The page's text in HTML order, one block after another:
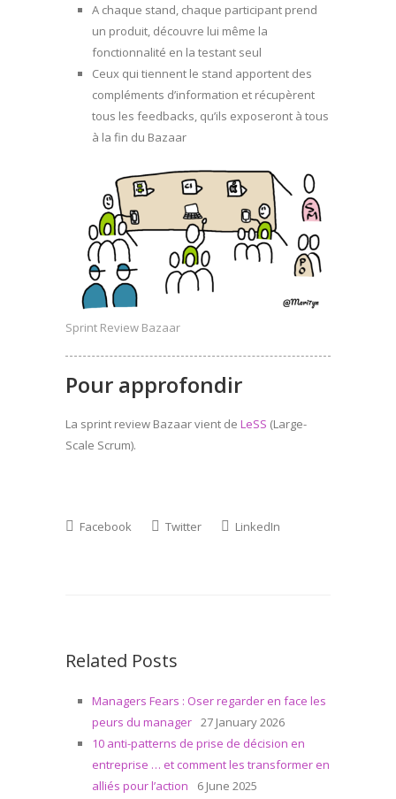
A chaque stand, chaque participant prend
un produit, découvre lui même la
fonctionnalité en la testant seul
Ceux qui tiennent le stand apportent des
compléments d’information et récupèrent
tous les feedbacks, qu’ils exposeront à tous
à la fin du Bazaar
Sprint Review Bazaar
Pour approfondir
La sprint review Bazaar vient de LeSS (Large-
Scale Scrum).
Facebook Twitter LinkedIn
Related Posts
Managers Fears : Oser regarder en face les
peurs du manager 27 January 2026
10 anti-patterns de prise de décision en
entreprise … et comment les transformer en
alliés pour l’action
6 June 2025